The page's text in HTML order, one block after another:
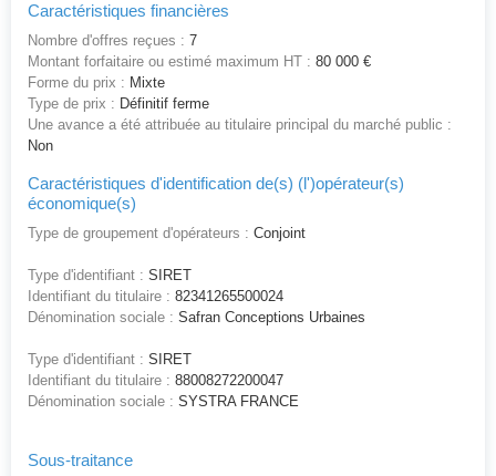
Caractéristiques financières
Nombre d'offres reçues : 7
Montant forfaitaire ou estimé maximum HT : 80 000 €
Forme du prix : Mixte
Type de prix : Définitif ferme
Une avance a été attribuée au titulaire principal du marché public :
Non
Caractéristiques d'identification de(s) (l')opérateur(s)
économique(s)
Type de groupement d'opérateurs : Conjoint
Type d'identifiant : SIRET
Identifiant du titulaire : 82341265500024
Dénomination sociale : Safran Conceptions Urbaines
Type d'identifiant : SIRET
Identifiant du titulaire : 88008272200047
Dénomination sociale : SYSTRA FRANCE
Sous-traitance